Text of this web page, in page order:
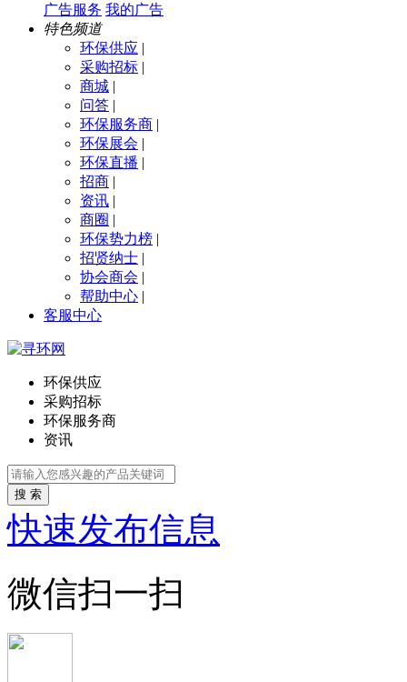
广告服务 我的广告
特色频道
环保供应 |
采购招标 |
商城 |
问答 |
环保服务商 |
环保展会 |
环保直播 |
招商 |
资讯 |
商圈 |
环保势力榜 |
招贤纳士 |
协会商会 |
帮助中心 |
客服中心
环保供应
采购招标
环保服务商
资讯
搜 索
快速发布信息
微信扫一扫